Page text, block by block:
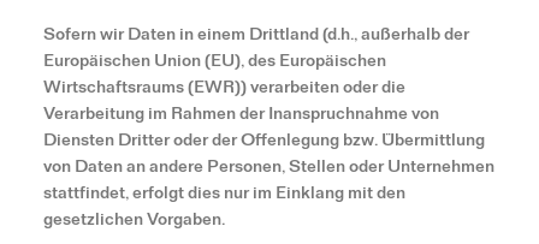
Sofern wir Daten in einem Drittland (d.h., außerhalb der
Europäischen Union (EU), des Europäischen
Wirtschaftsraums (EWR)) verarbeiten oder die
Verarbeitung im Rahmen der Inanspruchnahme von
Diensten Dritter oder der Offenlegung bzw. Übermittlung
von Daten an andere Personen, Stellen oder Unternehmen
stattfindet, erfolgt dies nur im Einklang mit den
gesetzlichen Vorgaben.